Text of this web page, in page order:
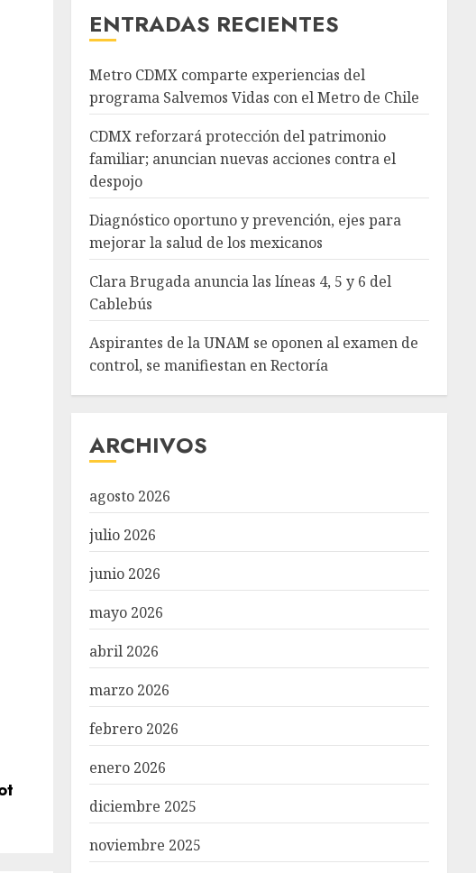
ENTRADAS RECIENTES
Metro CDMX comparte experiencias del
programa Salvemos Vidas con el Metro de Chile
CDMX reforzará protección del patrimonio
familiar; anuncian nuevas acciones contra el
despojo
Diagnóstico oportuno y prevención, ejes para
mejorar la salud de los mexicanos
Clara Brugada anuncia las líneas 4, 5 y 6 del
Cablebús
Aspirantes de la UNAM se oponen al examen de
control, se manifiestan en Rectoría
ARCHIVOS
agosto 2026
julio 2026
junio 2026
mayo 2026
abril 2026
marzo 2026
febrero 2026
enero 2026
diciembre 2025
noviembre 2025